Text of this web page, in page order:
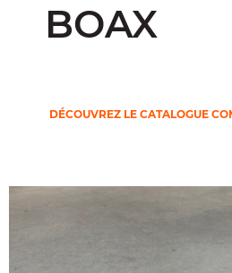
BOAX
DÉCOUVREZ LE CATALOGUE